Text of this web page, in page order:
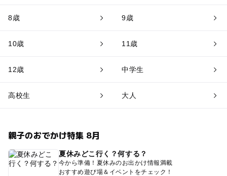
8歳 9歳
10歳 11歳
12歳 中学生
高校生 大人
親子のおでかけ特集 8月
夏休みどこ行く？何する？
今から準備！夏休みのお出かけ情報満載
おすすめ遊び場＆イベントをチェック！